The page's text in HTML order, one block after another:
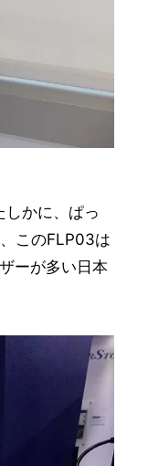
かに、ぱっ
このFLP03は
ーが多い日本